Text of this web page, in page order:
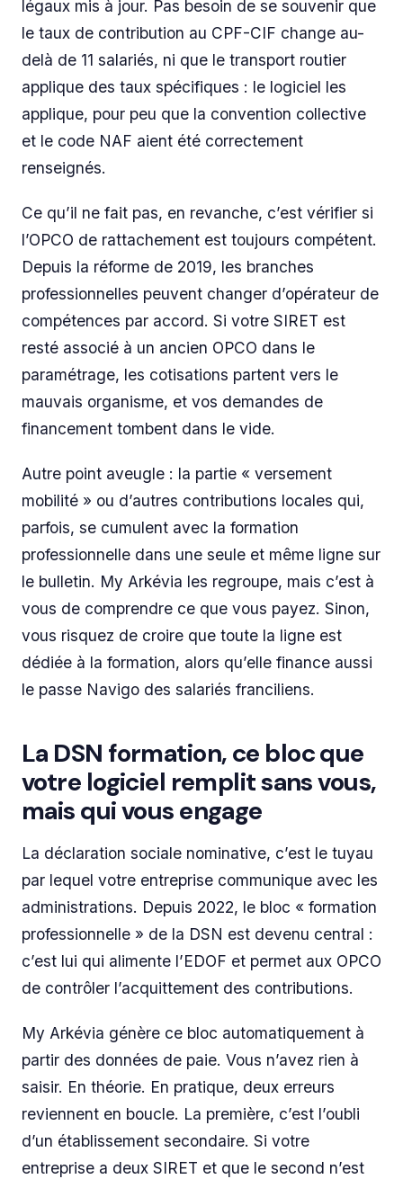
légaux mis à jour. Pas besoin de se souvenir que
le taux de contribution au CPF-CIF change au-
delà de 11 salariés, ni que le transport routier
applique des taux spécifiques : le logiciel les
applique, pour peu que la convention collective
et le code NAF aient été correctement
renseignés.
Ce qu’il ne fait pas, en revanche, c’est vérifier si
l’OPCO de rattachement est toujours compétent.
Depuis la réforme de 2019, les branches
professionnelles peuvent changer d’opérateur de
compétences par accord. Si votre SIRET est
resté associé à un ancien OPCO dans le
paramétrage, les cotisations partent vers le
mauvais organisme, et vos demandes de
financement tombent dans le vide.
Autre point aveugle : la partie « versement
mobilité » ou d’autres contributions locales qui,
parfois, se cumulent avec la formation
professionnelle dans une seule et même ligne sur
le bulletin. My Arkévia les regroupe, mais c’est à
vous de comprendre ce que vous payez. Sinon,
vous risquez de croire que toute la ligne est
dédiée à la formation, alors qu’elle finance aussi
le passe Navigo des salariés franciliens.
La DSN formation, ce bloc que
votre logiciel remplit sans vous,
mais qui vous engage
La déclaration sociale nominative, c’est le tuyau
par lequel votre entreprise communique avec les
administrations. Depuis 2022, le bloc « formation
professionnelle » de la DSN est devenu central :
c’est lui qui alimente l’EDOF et permet aux OPCO
de contrôler l’acquittement des contributions.
My Arkévia génère ce bloc automatiquement à
partir des données de paie. Vous n’avez rien à
saisir. En théorie. En pratique, deux erreurs
reviennent en boucle. La première, c’est l’oubli
d’un établissement secondaire. Si votre
entreprise a deux SIRET et que le second n’est